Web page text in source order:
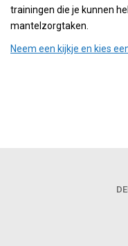
trainingen die je kunnen
mantelzorgtaken.
Neem een kijkje en kies